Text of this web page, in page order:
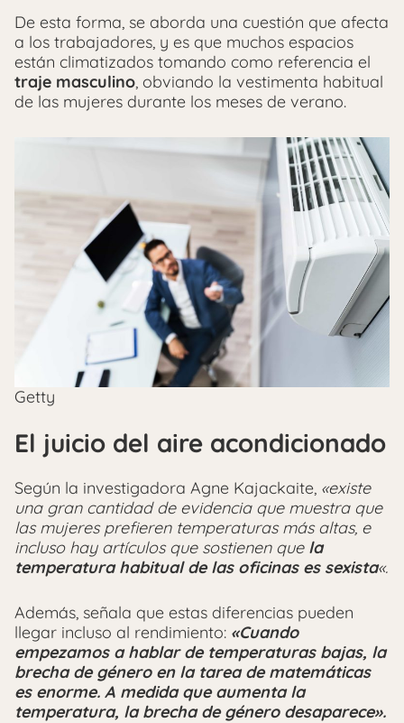
De esta forma, se aborda una cuestión que afecta
a los trabajadores, y es que muchos espacios
están climatizados tomando como referencia el
traje masculino, obviando la vestimenta habitual
de las mujeres durante los meses de verano.
Getty
El juicio del aire acondicionado
Según la investigadora Agne Kajackaite, «existe
una gran cantidad de evidencia que muestra que
las mujeres prefieren temperaturas más altas, e
incluso hay artículos que sostienen que la
temperatura habitual de las oficinas es sexista«.
Además, señala que estas diferencias pueden
llegar incluso al rendimiento: «Cuando
empezamos a hablar de temperaturas bajas, la
brecha de género en la tarea de matemáticas
es enorme. A medida que aumenta la
temperatura, la brecha de género desaparece».